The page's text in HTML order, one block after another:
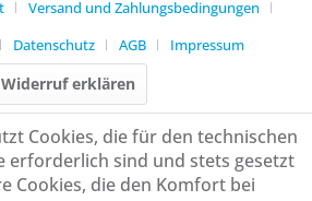
Versand und Zahlungsbedingungen
Datenschutz AGB Impressum
Widerruf erklären
Cookies, die für den technischen
erforderlich sind und stets gesetzt
Cookies, die den Komfort bei